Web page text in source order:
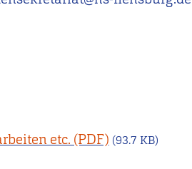
etc. (93.7 KB)